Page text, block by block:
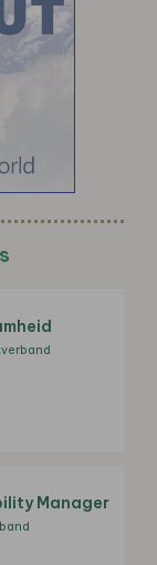
Manager